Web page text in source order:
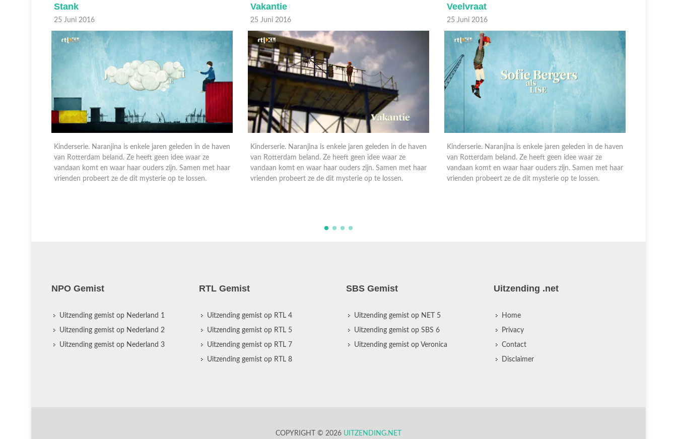
Stank
25 Juni 2016
Kinderserie. Naranjina is enkele jaren geleden in de haven
van Rotterdam beland. Ze heeft geen idee waar ze
vandaan komt en waar haar ouders zijn. Samen met haar
vrienden probeert ze de dit mysterie op te lossen.
Vakantie
25 Juni 2016
Kinderserie. Naranjina is enkele jaren geleden in de haven
van Rotterdam beland. Ze heeft geen idee waar ze
vandaan komt en waar haar ouders zijn. Samen met haar
vrienden probeert ze de dit mysterie op te lossen.
Veelvraat
25 Juni 2016
Kinderserie. Naranjina is enkele jaren geleden in de haven
van Rotterdam beland. Ze heeft geen idee waar ze
vandaan komt en waar haar ouders zijn. Samen met haar
vrienden probeert ze de dit mysterie op te lossen.
NPO Gemist
Uitzending gemist op Nederland 1
Uitzending gemist op Nederland 2
Uitzending gemist op Nederland 3
RTL Gemist
Uitzending gemist op RTL 4
Uitzending gemist op RTL 5
Uitzending gemist op RTL 7
Uitzending gemist op RTL 8
SBS Gemist
Uitzending gemist op NET 5
Uitzending gemist op SBS 6
Uitzending gemist op Veronica
Uitzending .net
Home
Privacy
Contact
Disclaimer
COPYRIGHT © 2026 UITZENDING.NET